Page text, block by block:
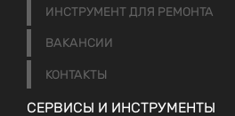
ИНСТРУМЕНТ ДЛЯ РЕМОНТА
ВАКАНСИИ
КОНТАКТЫ
СЕРВИСЫ И ИНСТРУМЕНТЫ